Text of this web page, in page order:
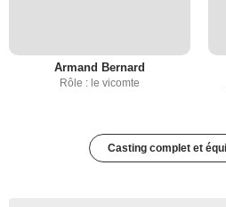
Armand Bernard
Rôle : le vicomte
Casting complet et